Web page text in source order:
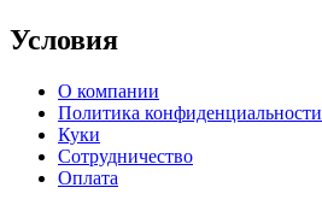
Условия
О компании
Политика конфиденциальности
Куки
Сотрудничество
Оплата